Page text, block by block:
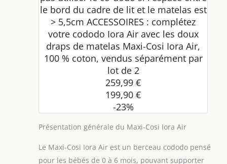
le bord du cadre de lit et le matelas est
> 5,5cm ACCESSOIRES : complétez
votre cododo Iora Air avec les doux
draps de matelas Maxi-Cosi Iora Air,
100 % coton, vendus séparément par
lot de 2
259,99 €
199,90 €
-23%
Présentation générale du Maxi-Cosi Iora Air
Le Maxi-Cosi Iora Air est un berceau cododo pensé
pour les bébés de 0 à 6 mois, pouvant supporter